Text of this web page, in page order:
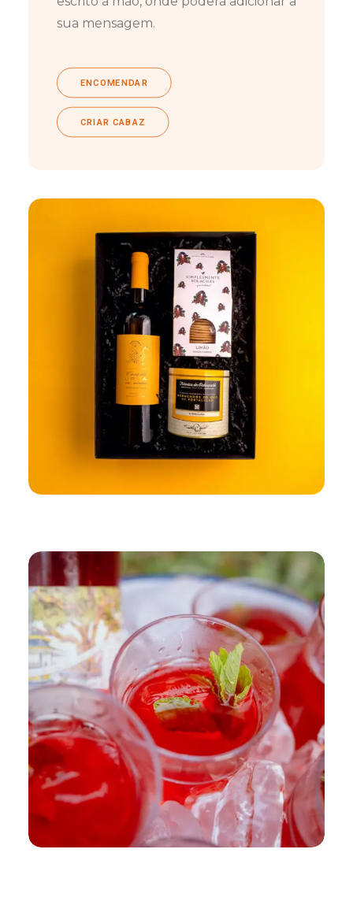
sua mensagem.
ENCOMENDAR
CRIAR CABAZ